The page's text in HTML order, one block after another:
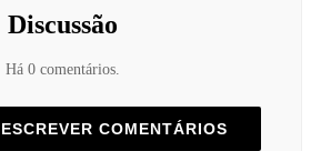
Discussão
Há 0 comentários.
COMENTÁRIOS